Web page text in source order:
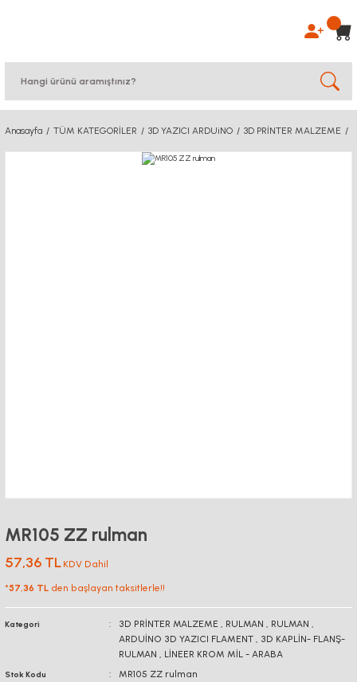
Anasayfa TÜM KATEGORİLER 3D YAZICI ARDUiNO 3D PRİNTER MALZEME
MR105 ZZ rulman
57,36 TL KDV Dahil
*57,36 TL den başlayan taksitlerle!!
Kategori 3D PRİNTER MALZEME , RULMAN , RULMAN ,
ARDUİNO 3D YAZICI FLAMENT , 3D KAPLİN- FLANŞ-
RULMAN , LİNEER KROM MİL - ARABA
Stok Kodu MR105 ZZ rulman